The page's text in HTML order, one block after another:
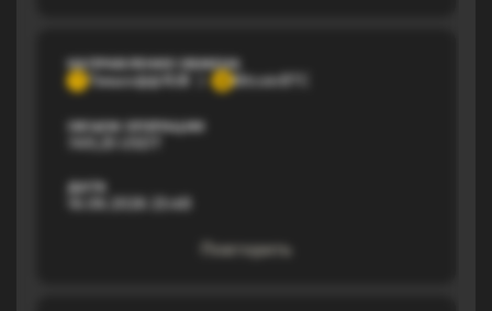
НАПРАВЛЕНИЕ ОБМЕНА
Т
Тинькофф RUB Bitcoin BTC
ОБЪЕМ ОПЕРАЦИИ
ДАТА
16.06.2026 23:48
Повторить